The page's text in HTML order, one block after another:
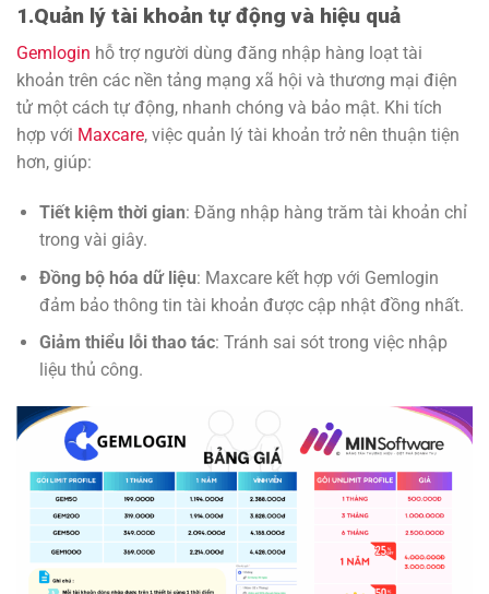
1.Quản lý tài khoản tự động và hiệu quả
Gemlogin hỗ trợ người dùng đăng nhập hàng loạt tài
khoản trên các nền tảng mạng xã hội và thương mại điện
tử một cách tự động, nhanh chóng và bảo mật. Khi tích
hợp với Maxcare, việc quản lý tài khoản trở nên thuận tiện
hơn, giúp:
Tiết kiệm thời gian: Đăng nhập hàng trăm tài khoản chỉ
trong vài giây.
Đồng bộ hóa dữ liệu: Maxcare kết hợp với Gemlogin
đảm bảo thông tin tài khoản được cập nhật đồng nhất.
Giảm thiểu lỗi thao tác: Tránh sai sót trong việc nhập
liệu thủ công.